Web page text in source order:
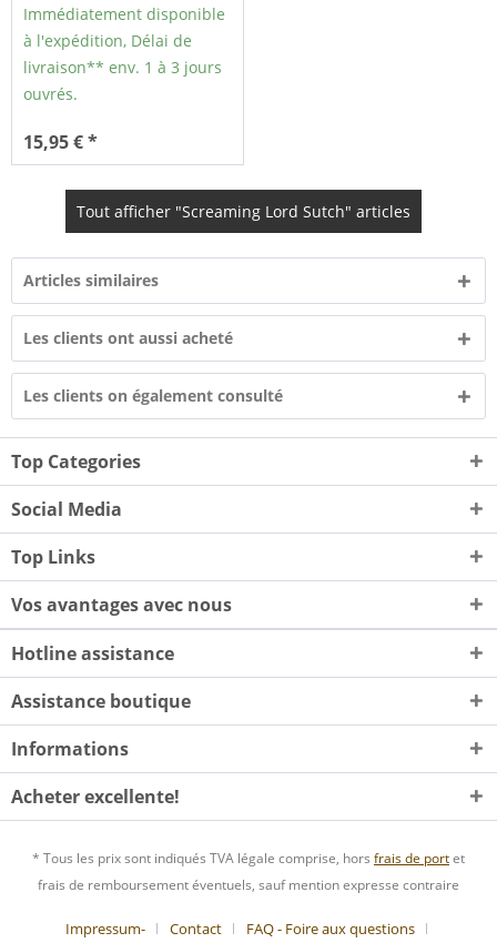
Immédiatement disponible
à l'expédition, Délai de
livraison** env. 1 à 3 jours
ouvrés.
15,95 € *
Tout afficher "Screaming Lord Sutch" articles
Articles similaires
Les clients ont aussi acheté
Les clients on également consulté
Top Categories
Social Media
Top Links
Vos avantages avec nous
Hotline assistance
Assistance boutique
Informations
Acheter excellente!
* Tous les prix sont indiqués TVA légale comprise, hors frais de portet
frais de remboursement éventuels, sauf mention expresse contraire
Impressum- Contact FAQ - Foire aux questions